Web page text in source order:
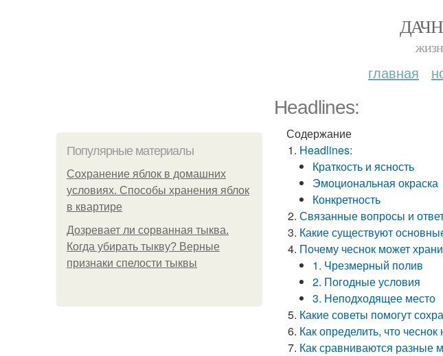
главная
Headlines:
Популярные материалы
Сохранение яблок в домашних
условиях. Способы хранения яблок
в квартире
Дозревает ли сорванная тыква.
Когда убирать тыкву? Верные
признаки спелости тыквы
Содержание
Headlines:
Краткость и ясность
Эмоциональная окраска
Конкретность
Связанные вопросы и
Какие существуют
Почему чеснок может
1. Чрезмерный полив
2. Погодные условия
3. Неподходящее место
Какие советы помогут
Как определить, что чеснок
Как сравниваются разные